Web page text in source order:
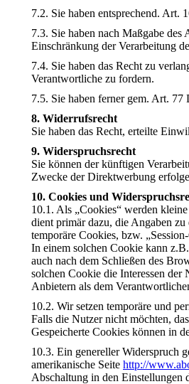
7.2. Sie haben entsprechend. Art.
7.3. Sie haben nach Maßgabe
Einschränkung der Verarbeitung
7.4. Sie haben das Recht zu
Verantwortliche zu fordern.
7.5. Sie haben ferner gem. Art.
8. Widerrufsrecht
Sie haben das Recht, erteilte
9. Widerspruchsrecht
Sie können der künftigen
Zwecke der Direktwerbung
10. Cookies und
10.1. Als „Cookies“ werden
dient primär dazu, die Angaben
temporäre Cookies, bzw.
In einem solchen Cookie kann
auch nach dem Schließen des
solchen Cookie die Interessen
Anbietern als dem
10.2. Wir setzen temporäre und
Falls die Nutzer nicht möchten,
Gespeicherte Cookies können in
10.3. Ein genereller Widerspruch
amerikanische Seite http://
Abschaltung in den Einstellungen